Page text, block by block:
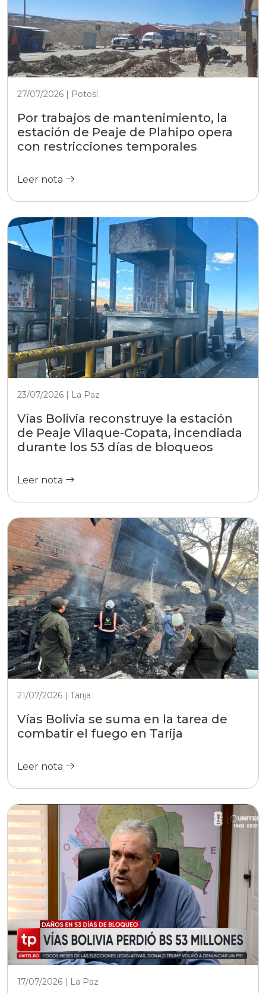
27/07/2026 | Potosí
Por trabajos de mantenimiento, la
estación de Peaje de Plahipo opera
con restricciones temporales
Leer nota
23/07/2026 | La Paz
Vías Bolivia reconstruye la estación
de Peaje Vilaque-Copata, incendiada
durante los 53 días de bloqueos
Leer nota
21/07/2026 | Tarija
Vías Bolivia se suma en la tarea de
combatir el fuego en Tarija
Leer nota
17/07/2026 | La Paz